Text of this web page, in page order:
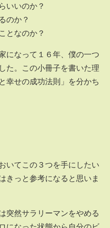
いいのか？
のか？
となのか？
になって１６年、僕の一つ
た。この小冊子を書いた理
幸せの成功法則」を分かち
いてこの３つを手にしたい
きっと参考になると思いま
突然サラリーマンをやめる
になった状態から自分のビ